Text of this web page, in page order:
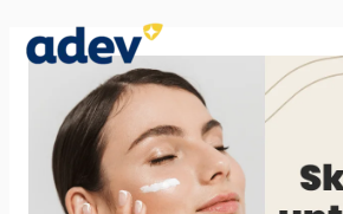
navigation